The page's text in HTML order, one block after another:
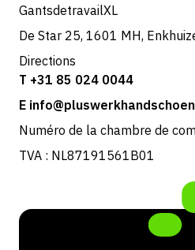
GantsdetravailXL
De Star 25, 1601 MH,
Directions
T +31 85 024 0044
E
Numéro de la chambre de
TVA : NL87191561B01